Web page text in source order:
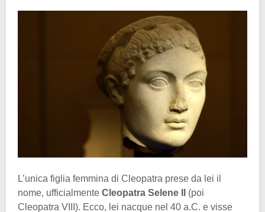
L’unica figlia femmina di Cleopatra prese da lei il
nome, ufficialmente Cleopatra Selene II
(poi
Cleopatra VIII). Ecco, lei nacque nel 40 a.C. e visse